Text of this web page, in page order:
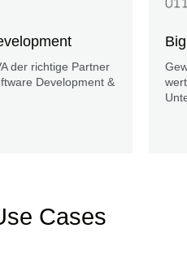
der richtige Partner
Development &
Cases